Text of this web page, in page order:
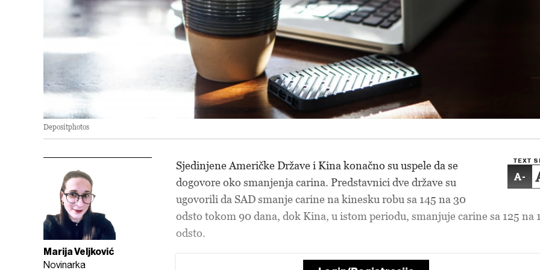
Depositphotos
Marija Veljković
Novinarka
TEXT
-
Sjedinjene Američke Države i Kina konačno su uspele da se
dogovore oko smanjenja carina. Predstavnici dve države su
ugovorili da SAD smanje carine na kinesku robu sa 145 na 30
odsto tokom 90 dana, dok Kina, u istom periodu, smanjuje carine sa 125 na
odsto.